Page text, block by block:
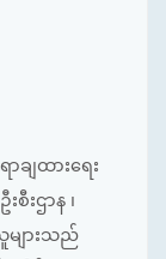
ချထားရေး
စီးဌာန ၊
ျားသည်